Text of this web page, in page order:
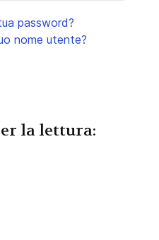
password?
nome utente?
la lettura: